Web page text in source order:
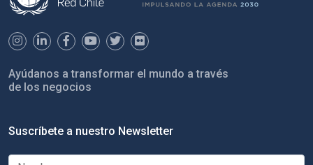
Ayúdanos a transformar el mundo a través
de los negocios
Suscríbete a nuestro Newsletter